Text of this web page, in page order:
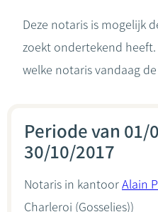
Over de notaris
Deze notaris is mogelijk
zoekt ondertekend
welke notaris vandaag
Periode van 01/
30/10/2017
Notaris in kantoorAlain
Charleroi (Gosselies))